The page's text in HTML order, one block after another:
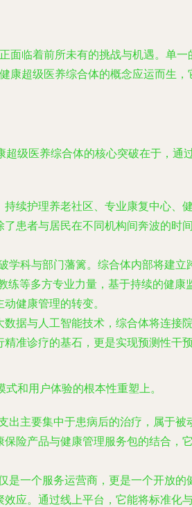
临着前所未有的挑战与机遇。单
康超级医养综合体的概念应运而生
级医养综合体的核心突破在于，
续护理养老社区、专业康复中心、
患者与居民在不同机构间奔波的时
学科与部门藩篱。综合体内部将建
等多方专业力量，基于持续的健
健康管理的转变。
数据与人工智能技术，综合体将连接
准诊疗的基石，更是实现预测性干
和用户体验的根本性重塑上。
出主要集中于患病后的治疗，属于
险产品与健康管理服务包的结合，
是一个服务运营商，更是一个开放
应。通过线上平台，它能将标准化